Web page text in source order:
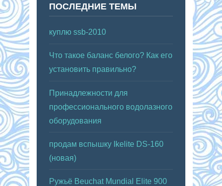
ПОСЛЕДНИЕ ТЕМЫ
куплю ssb-2010
Что такое баланс белого? Как его
установить правильно?
Принадлежности для
профессионального водолазного
оборудования
продам вспышку Ikelite DS-160
(новая)
Ружьё Beuchat Mundial Elite 900